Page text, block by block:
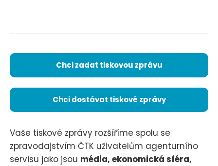
Chci zadat tiskovou zprávu
Chci dostávat tiskové zprávy
Vaše tiskové zprávy rozšíříme spolu se
zpravodajstvím ČTK uživatelům agenturního
servisu jako jsou média, ekonomická sféra,